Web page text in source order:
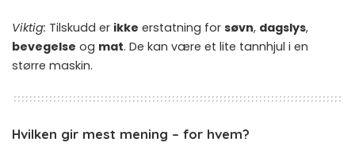
Viktig: Tilskudd er ikke erstatning for søvn, dagslys,
bevegelse og mat. De kan være et lite tannhjul i en
større maskin.
Hvilken gir mest mening – for hvem?